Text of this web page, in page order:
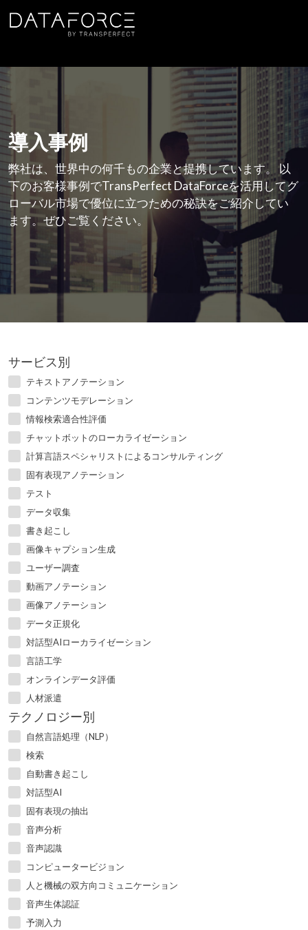
導入事例
弊社は、世界中の何千もの企業と提携しています。 以
下のお客様事例でTransPerfect DataForceを活用してグ
ローバル市場で優位に立つための秘訣をご紹介してい
ます。ぜひご覧ください。
サービス別
テキストアノテーション
コンテンツモデレーション
情報検索適合性評価
チャットボットのローカライゼーション
計算言語スペシャリストによるコンサルティング
固有表現アノテーション
テスト
データ収集
書き起こし
画像キャプション生成
ユーザー調査
動画アノテーション
画像アノテーション
データ正規化
対話型AIローカライゼーション
言語工学
オンラインデータ評価
人材派遣
テクノロジー別
自然言語処理（NLP）
検索
自動書き起こし
対話型AI
固有表現の抽出
音声分析
音声認識
コンピュータービジョン
人と機械の双方向コミュニケーション
音声生体認証
予測入力